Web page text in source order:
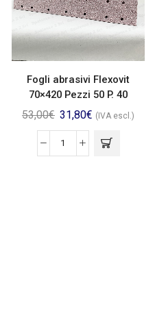
Fogli abrasivi Flexovit
70×420 Pezzi 50 P. 40
53,00€ 31,80€ (IVA escl.)